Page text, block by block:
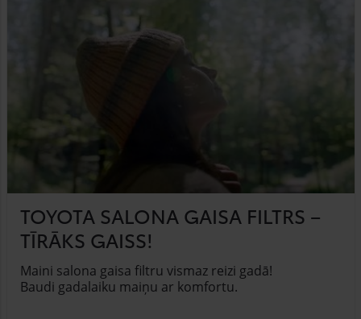
TOYOTA SALONA GAISA FILTRS –
TĪRĀKS GAISS!
Maini salona gaisa filtru vismaz reizi gadā!
Baudi gadalaiku maiņu ar komfortu.